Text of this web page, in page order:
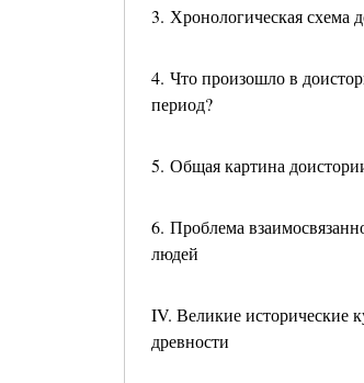
3. Хронологическая схема
4. Что произошло в
период?
5. Общая картина
6. Проблема
людей
IV. Великие исторические
древности